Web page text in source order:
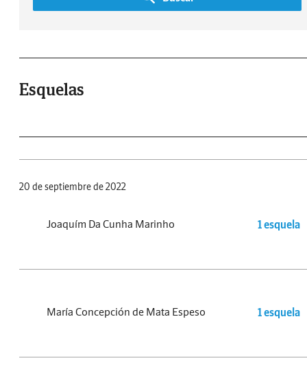
Esquelas
20 de septiembre de 2022
Joaquím Da Cunha Marinho 1 esquela
María Concepción de Mata Espeso 1 esquela